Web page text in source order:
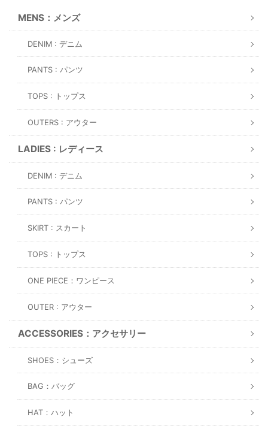
MENS：メンズ
DENIM : デニム
PANTS : パンツ
TOPS : トップス
OUTERS : アウター
LADIES : レディース
DENIM : デニム
PANTS : パンツ
SKIRT : スカート
TOPS : トップス
ONE PIECE：ワンピース
OUTER : アウター
ACCESSORIES：アクセサリー
SHOES：シューズ
BAG：バッグ
HAT：ハット